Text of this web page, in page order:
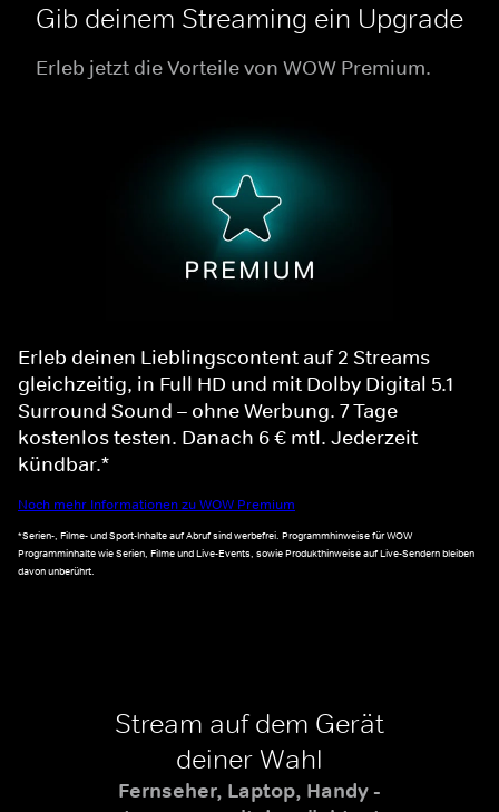
Gib deinem Streaming ein Upgrade
Erleb jetzt die Vorteile von WOW Premium.
Erleb deinen Lieblingscontent auf 2 Streams
gleichzeitig, in Full HD und mit Dolby Digital 5.1
Surround Sound – ohne Werbung. 7 Tage
kostenlos testen. Danach 6 € mtl. Jederzeit
kündbar.*
Noch mehr Informationen zu WOW Premium
*Serien-, Filme- und Sport-Inhalte auf Abruf sind werbefrei. Programmhinweise für WOW
Programminhalte wie Serien, Filme und Live-Events, sowie Produkthinweise auf Live-Sendern bleiben
davon unberührt.
Stream auf dem Gerät
deiner Wahl
Fernseher, Laptop, Handy -